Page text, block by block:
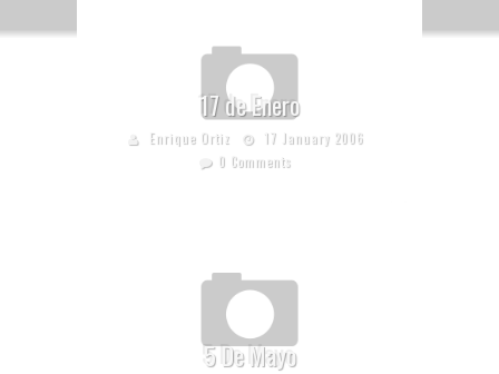
17 de Enero
Enrique Ortiz
17 January 2006
0 Comments
5 De Mayo